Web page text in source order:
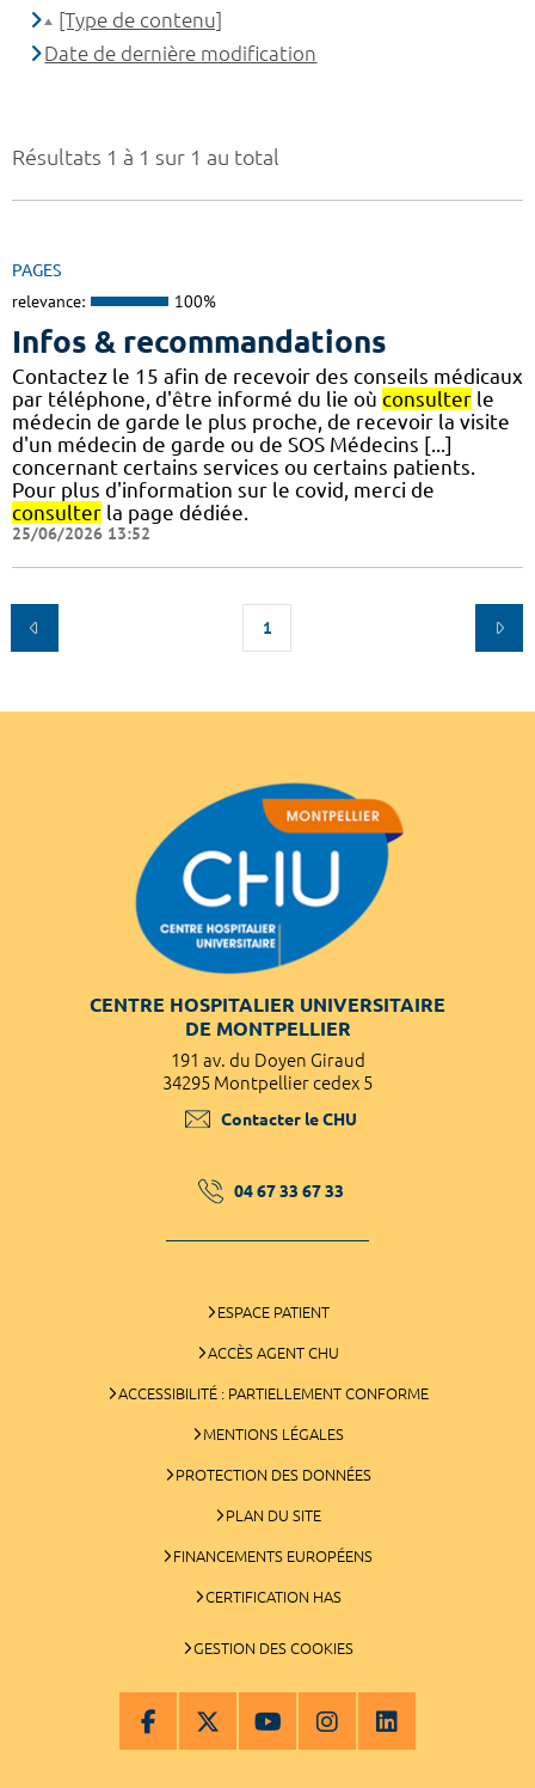
Résultats 1 à 1 sur 1 au total
PAGES
relevance: 100%
Infos & recommandations
Contactez le 15 afin de recevoir des conseils médicaux
par téléphone, d'être informé du lie où consulter le
médecin de garde le plus proche, de recevoir la visite
d'un médecin de garde ou de SOS Médecins [...]
concernant certains services ou certains patients.
Pour plus d'information sur le covid, merci de
consulter la page dédiée.
25/06/2026 13:52
1
[Type de contenu]
Date de dernière modification
CENTRE HOSPITALIER UNIVERSITAIRE
DE MONTPELLIER
191 av. du Doyen Giraud
34295 Montpellier cedex 5
Contacter le CHU
04 67 33 67 33
ESPACE PATIENT
ACCÈS AGENT CHU
ACCESSIBILITÉ : PARTIELLEMENT CONFORME
MENTIONS LÉGALES
PROTECTION DES DONNÉES
PLAN DU SITE
FINANCEMENTS EUROPÉENS
CERTIFICATION HAS
GESTION DES COOKIES